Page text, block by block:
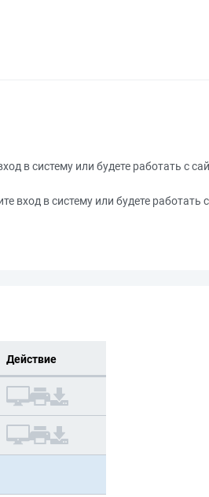
в систему или будете работать с
вход в систему или будете работать
Действие